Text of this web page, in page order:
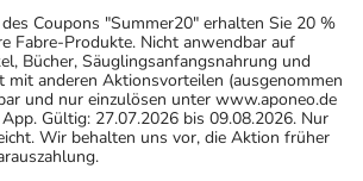
Coupons "Summer20" erhalten Sie 20 %
Fabre-Produkte. Nicht anwendbar auf
Bücher, Säuglingsanfangsnahrung und
mit anderen Aktionsvorteilen (ausgenommen
und nur einzulösen unter www.aponeo.de
Gültig: 27.07.2026 bis 09.08.2026. Nur
Wir behalten uns vor, die Aktion früher